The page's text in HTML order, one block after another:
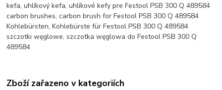
kefa, uhlíkový kefa, uhlíkové kefy pre Festool PSB 300 Q 489584
carbon brushes, carbon brush for Festool PSB 300 Q 489584
Kohlebürsten, Kohlebürste für Festool PSB 300 Q 489584
szczotki węglowe, szczotka węglowa do Festool PSB 300 Q
489584
Zboží zařazeno v kategoriích